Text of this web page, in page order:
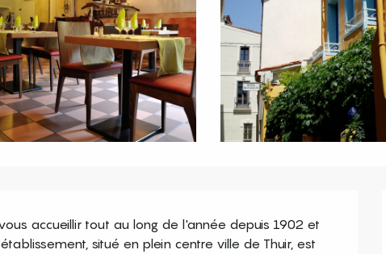
accueillir tout au long de l'année depuis 1902 et
situé en plein centre ville de Thuir, est